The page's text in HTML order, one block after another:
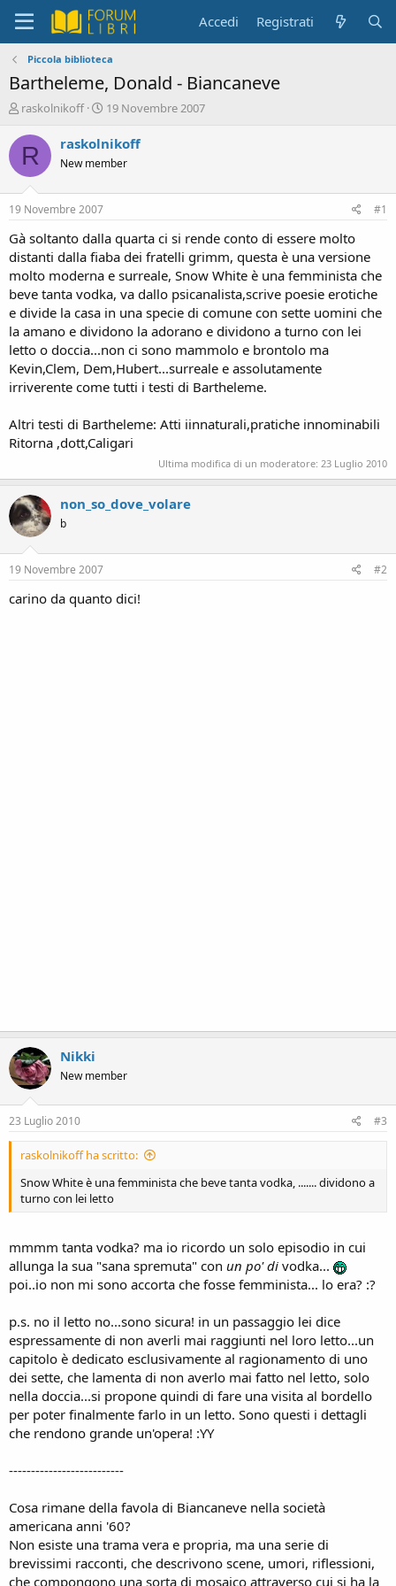
Accedi Registrati
Piccola biblioteca
Bartheleme, Donald - Biancaneve
C
e
a
t
e
D
s
c
u
s
s
i
n
e
raskolnikoff
D
t
d
i
z
i
o
19 Novembre 2007
R raskolnikoff
New member
19 Novembre 2007 #1
Gà soltanto dalla quarta ci si rende conto di essere molto
distanti dalla fiaba dei fratelli grimm, questa è una versione
molto moderna e surreale, Snow White è una femminista che
beve tanta vodka, va dallo psicanalista,scrive poesie erotiche
e divide la casa in una specie di comune con sette uomini che
la amano e dividono la adorano e dividono a turno con lei
letto o doccia...non ci sono mammolo e brontolo ma
Kevin,Clem, Dem,Hubert...surreale e assolutamente
irriverente come tutti i testi di Bartheleme.
Altri testi di Bartheleme: Atti iinnaturali,pratiche innominabili
Ritorna ,dott,Caligari
Ultima modifica di un moderatore: 23 Luglio 2010
non_so_dove_volare
b
19 Novembre 2007 #2
carino da quanto dici!
Nikki
New member
23 Luglio 2010 #3
raskolnikoff ha scritto:
Snow White è una femminista che beve tanta vodka, ....... dividono a
turno con lei letto
mmmm tanta vodka? ma io ricordo un solo episodio in cui
allunga la sua "sana spremuta" con un po' di vodka...
poi..io non mi sono accorta che fosse femminista... lo era? :?
p.s. no il letto no...sono sicura! in un passaggio lei dice
espressamente di non averli mai raggiunti nel loro letto...un
capitolo è dedicato esclusivamente al ragionamento di uno
dei sette, che lamenta di non averlo mai fatto nel letto, solo
nella doccia...si propone quindi di fare una visita al bordello
per poter finalmente farlo in un letto. Sono questi i dettagli
che rendono grande un'opera! :YY
--------------------------
Cosa rimane della favola di Biancaneve nella società
americana anni '60?
Non esiste una trama vera e propria, ma una serie di
brevissimi racconti, che descrivono scene, umori, riflessioni,
che compongono una sorta di mosaico attraverso cui si ha la